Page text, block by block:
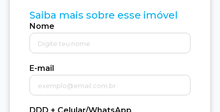
Saiba mais sobre esse imóvel
Nome
E-mail